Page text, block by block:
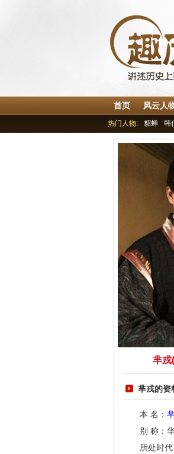
首页 风云人
热门人物:
貂蝉 韩
芈戎
芈戎的资
本 名：
别 称：华
所处时代